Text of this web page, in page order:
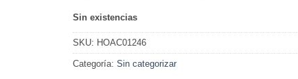
Sin existencias
SKU: HOAC01246
Categoría: Sin categorizar